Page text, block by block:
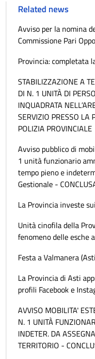
Related news
Avviso per la nomina
Commissione Pari
Provincia: completata
STABILIZZAZIONE A
DI N. 1 UNITÀ DI
INQUADRATA
SERVIZIO PRESSO LA
POLIZIA PROVINCIALE
Avviso pubblico di
1 unità funzionario
tempo pieno e
Gestionale -
La Provincia investe
Unità cinofila della
fenomeno delle esche
Festa a Valmanera
La Provincia di Asti
profili Facebook e
AVVISO MOBILITA'
N. 1 UNITÀ
INDETER. DA
TERRITORIO -